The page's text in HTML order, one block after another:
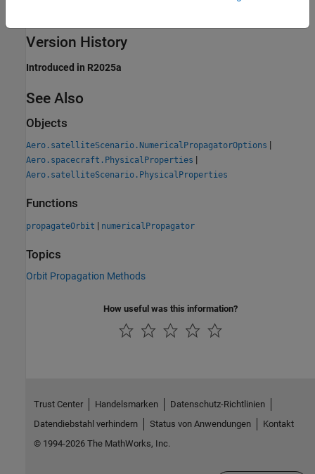
Version History
Introduced in R2025a
See Also
Objects
Aero.satelliteScenario.NumericalPropagatorOptions |
Aero.spacecraft.PhysicalProperties |
Aero.satelliteScenario.PhysicalProperties
Functions
propagateOrbit | numericalPropagator
Topics
Orbit Propagation Methods
How useful was this information?
Trust Center Handelsmarken
Datenschutz-Richtlinien
Datendiebstahl verhindern
Status von Anwendungen
Kontakt
© 1994-2026 The MathWorks, Inc.